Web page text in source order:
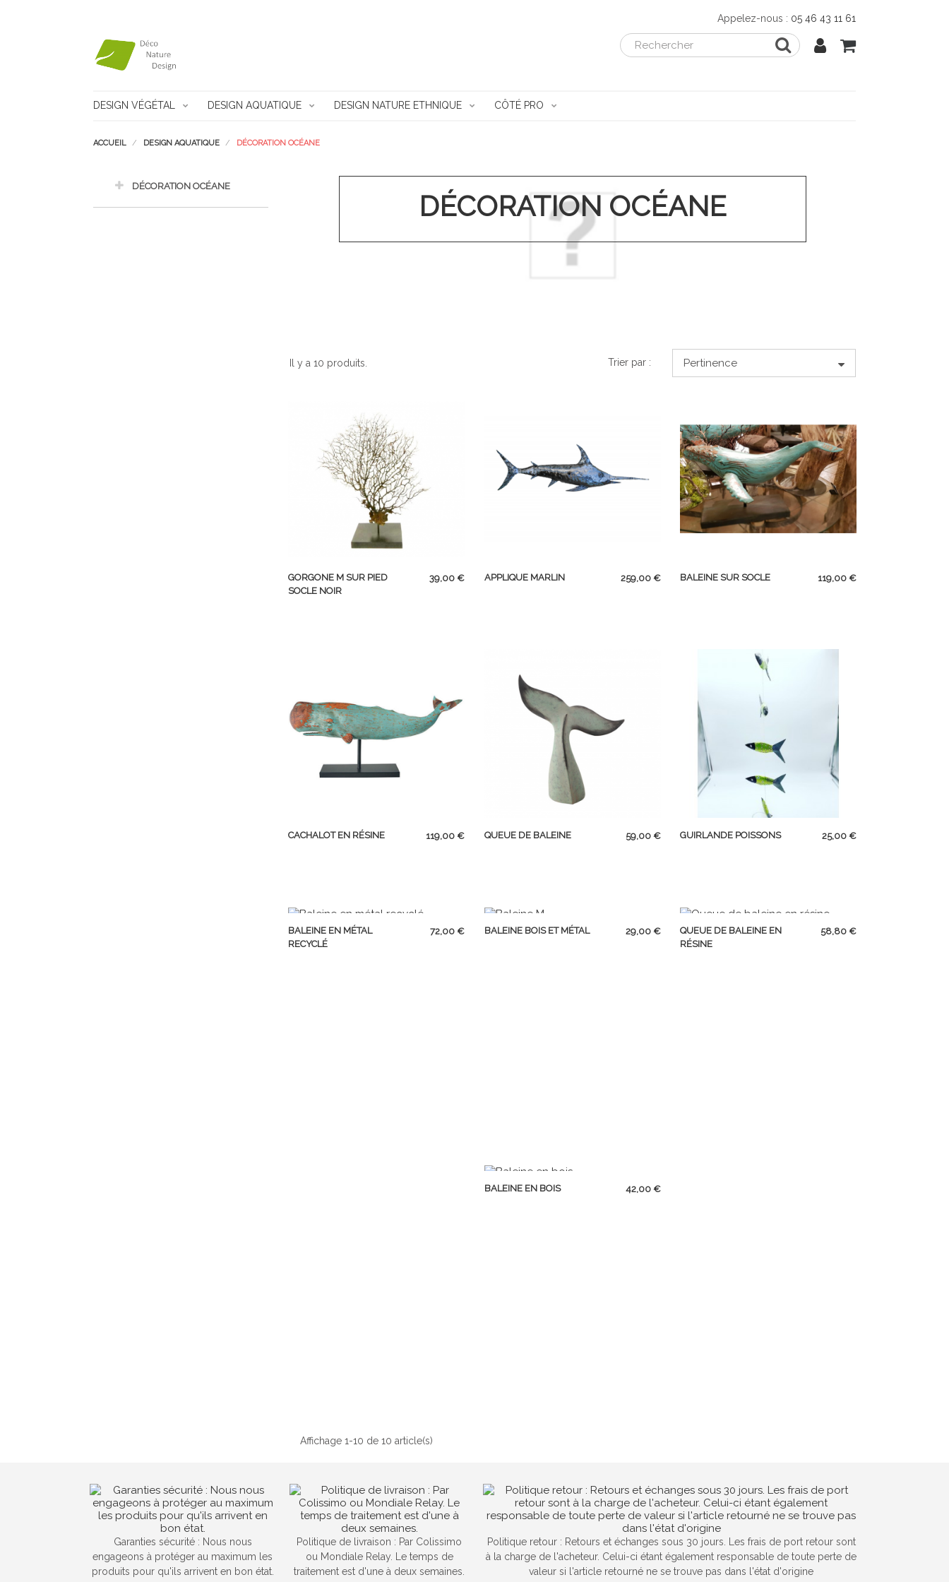
Appelez-nous : 05 46 43 11 61
DESIGN VÉGÉTAL DESIGN AQUATIQUE DESIGN NATURE ETHNIQUE CÔTÉ PRO
ACCUEIL DESIGN AQUATIQUE DÉCORATION OCÉANE
DÉCORATION OCÉANE
DÉCORATION OCÉANE
Il y a 10 produits. Trier par : Pertinence
GORGONE M SUR PIED
SOCLE NOIR
Prix
39,00 €
APERÇU RAPIDE APPLIQUE MARLIN Prix
259,00 €
APERÇU RAPIDE BALEINE SUR SOCLE Prix
119,00 €
APERÇU RAPIDE
CACHALOT EN RÉSINE Prix
119,00 €
APERÇU RAPIDE QUEUE DE BALEINE Prix
59,00 €
APERÇU RAPIDE GUIRLANDE POISSONS Prix
25,00 €
APERÇU RAPIDE
BALEINE EN MÉTAL
RECYCLÉ
Prix
72,00 €
APERÇU RAPIDE BALEINE BOIS ET MÉTAL Prix
29,00 €
APERÇU RAPIDE
QUEUE DE BALEINE EN
RÉSINE
Prix
58,80 €
APERÇU RAPIDE
BALEINE EN BOIS Prix
42,00 €
APERÇU RAPIDE
Affichage 1-10 de 10 article(s)
Garanties sécurité : Nous nous
engageons à protéger au maximum les
produits pour qu'ils arrivent en bon état.
Politique de livraison : Par Colissimo
ou Mondiale Relay. Le temps de
traitement est d'une à deux semaines.
Politique retour : Retours et échanges sous 30 jours. Les frais de port retour sont
à la charge de l'acheteur. Celui-ci étant également responsable de toute perte de
valeur si l'article retourné ne se trouve pas dans l'état d'origine